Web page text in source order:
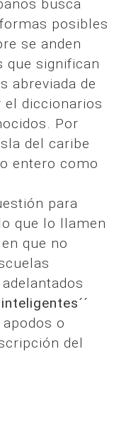
busca
posibles
se anden
que significan
abreviada de
el diccionarios
Por
del caribe
entero como
para
que lo llamen
que no
o
del